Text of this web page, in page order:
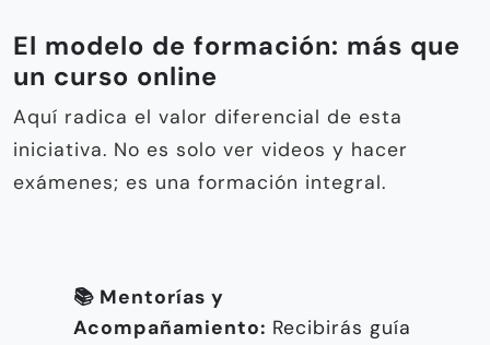
El modelo de formación: más que
un curso online
Aquí radica el valor diferencial de esta
iniciativa. No es solo ver videos y hacer
exámenes; es una formación integral.
📚 Mentorías y
Acompañamiento: Recibirás guía